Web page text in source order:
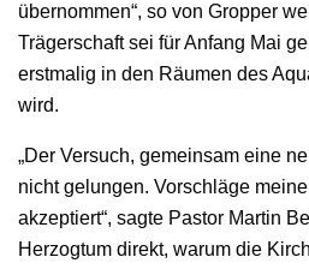
übernommen“, so von Gropper
Trägerschaft sei für Anfang Mai
erstmalig in den Räumen des
wird.
„Der Versuch, gemeinsam eine
nicht gelungen. Vorschläge
akzeptiert“, sagte Pastor Martin
Herzogtum direkt, warum die